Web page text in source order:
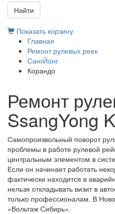
Найти
Показать корзину
Главная
Ремонт рулевых реек
СангЙонг
Корандо
Ремонт
SsangYong
Самопроизвольный поворот
проблемы в работе рулевой
центральным элементом в
Если он начинает работать
фактически находится в
нельзя откладывать визит в
только профессионалам. В
«Вольтаж Сибирь».